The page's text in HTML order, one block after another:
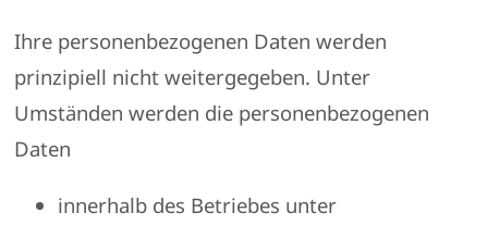
Ihre personenbezogenen Daten werden
prinzipiell nicht weitergegeben. Unter
Umständen werden die personenbezogenen
Daten
innerhalb des Betriebes unter